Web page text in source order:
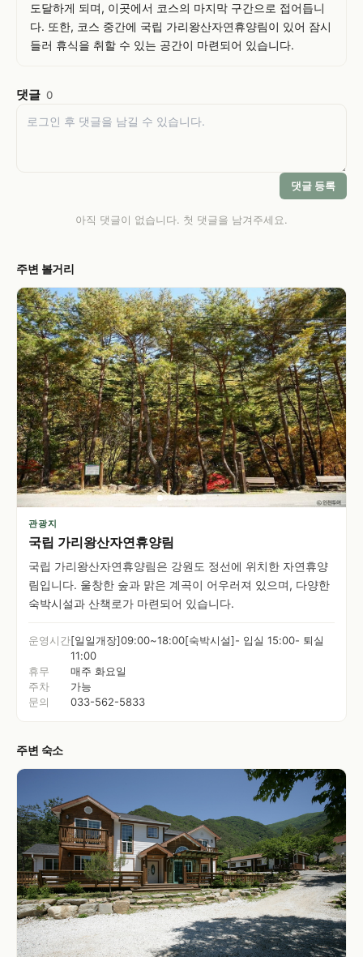
도달하게 되며, 이곳에서 코스의 마지막 구간으로 접어듭니
다. 또한, 코스 중간에 국립 가리왕산자연휴양림이 있어 잠시
들러 휴식을 취할 수 있는 공간이 마련되어 있습니다.
댓글 0
댓글 등록
아직 댓글이 없습니다. 첫 댓글을 남겨주세요.
주변 볼거리
관광지
국립 가리왕산자연휴양림
국립 가리왕산자연휴양림은 강원도 정선에 위치한 자연휴양
림입니다. 울창한 숲과 맑은 계곡이 어우러져 있으며, 다양한
숙박시설과 산책로가 마련되어 있습니다.
운영시간[일일개장]09:00~18:00[숙박시설]- 입실 15:00- 퇴실
11:00
휴무
매주 화요일
주차
가능
문의
033-562-5833
주변 숙소